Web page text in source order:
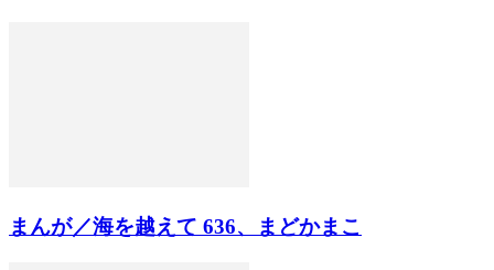
まんが／海を越えて 636、まどかまこ